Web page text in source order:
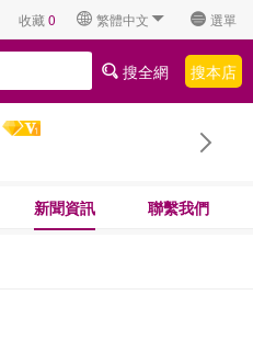
收藏0 繁體中文 選單
搜全網 搜本店
新聞資訊 聯繫我們